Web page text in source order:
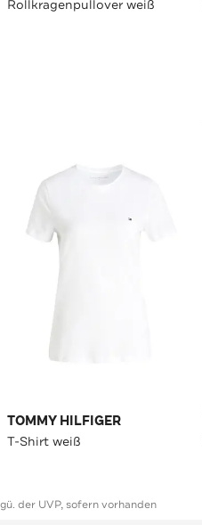
Rollkragenpullover weiß
TOMMY HILFIGER
T-Shirt weiß
der UVP, sofern vorhanden